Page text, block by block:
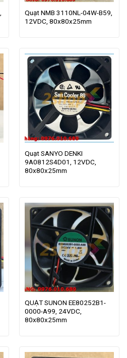
Quạt NMB 3110NL-04W-B59,
12VDC, 80x80x25mm
Quạt SANYO DENKI
9A0812S4D01, 12VDC,
80x80x25mm
QUẠT SUNON EE80252B1-
0000-A99, 24VDC,
80x80x25mm